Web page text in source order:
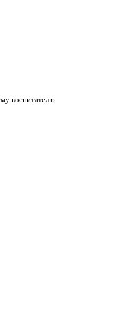
воспитателю